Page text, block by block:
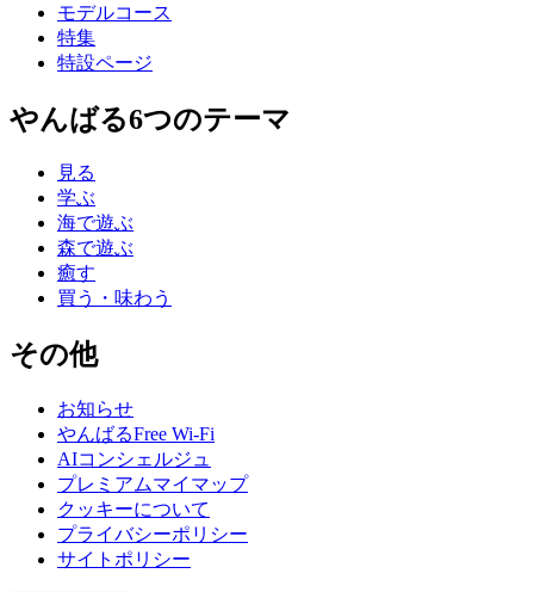
モデルコース
特集
特設ページ
やんばる6つのテーマ
見る
学ぶ
海で遊ぶ
森で遊ぶ
癒す
買う・味わう
その他
お知らせ
やんばるFree Wi-Fi
AIコンシェルジュ
プレミアムマイマップ
クッキーについて
プライバシーポリシー
サイトポリシー